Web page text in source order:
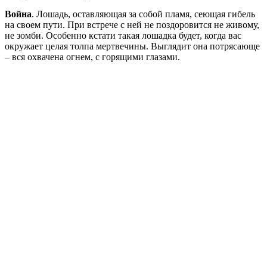
Война. Лошадь, оставляющая за собой пламя, сеющая гибель
на своем пути. При встрече с ней не поздоровится не живому,
не зомби. Особенно кстати такая лошадка будет, когда вас
окружает целая толпа мертвечины. Выглядит она потрясающе
– вся охвачена огнем, с горящими глазами.